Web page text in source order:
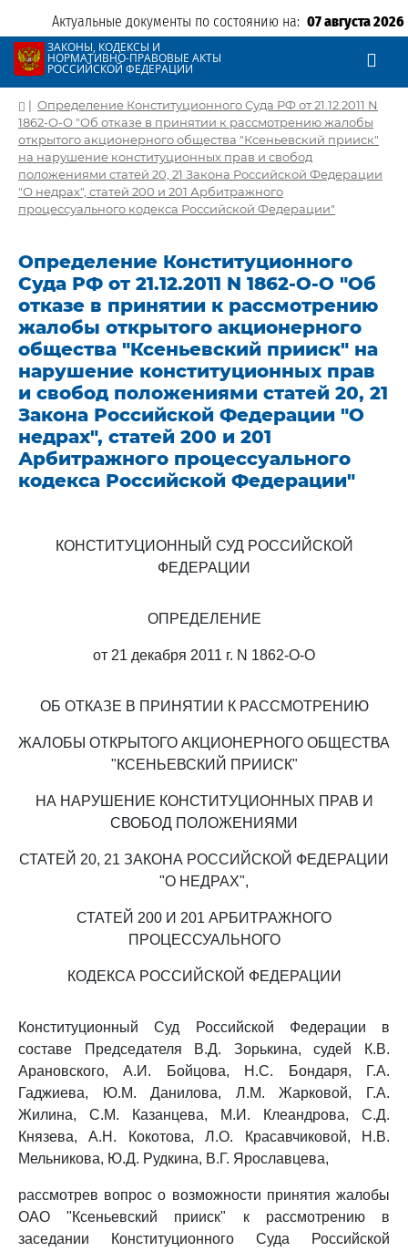
Актуальные документы по состоянию на: 07 августа 2026
ЗАКОНЫ, КОДЕКСЫ И
НОРМАТИВНО-ПРАВОВЫЕ АКТЫ
РОССИЙСКОЙ ФЕДЕРАЦИИ
| Определение Конституционного Суда РФ от 21.12.2011 N
1862-О-О "Об отказе в принятии к рассмотрению жалобы
открытого акционерного общества "Ксеньевский прииск"
на нарушение конституционных прав и свобод
положениями статей 20, 21 Закона Российской Федерации
"О недрах", статей 200 и 201 Арбитражного
процессуального кодекса Российской Федерации"
Определение Конституционного
Суда РФ от 21.12.2011 N 1862-О-О "Об
отказе в принятии к рассмотрению
жалобы открытого акционерного
общества "Ксеньевский прииск" на
нарушение конституционных прав
и свобод положениями статей 20, 21
Закона Российской Федерации "О
недрах", статей 200 и 201
Арбитражного процессуального
кодекса Российской Федерации"
КОНСТИТУЦИОННЫЙ СУД РОССИЙСКОЙ
ФЕДЕРАЦИИ
ОПРЕДЕЛЕНИЕ
от 21 декабря 2011 г. N 1862-О-О
ОБ ОТКАЗЕ В ПРИНЯТИИ К РАССМОТРЕНИЮ
ЖАЛОБЫ ОТКРЫТОГО АКЦИОНЕРНОГО ОБЩЕСТВА
"КСЕНЬЕВСКИЙ ПРИИСК"
НА НАРУШЕНИЕ КОНСТИТУЦИОННЫХ ПРАВ И
СВОБОД ПОЛОЖЕНИЯМИ
СТАТЕЙ 20, 21 ЗАКОНА РОССИЙСКОЙ ФЕДЕРАЦИИ
"О НЕДРАХ",
СТАТЕЙ 200 И 201 АРБИТРАЖНОГО
ПРОЦЕССУАЛЬНОГО
КОДЕКСА РОССИЙСКОЙ ФЕДЕРАЦИИ
Конституционный Суд Российской Федерации в
составе Председателя В.Д. Зорькина, судей К.В.
Арановского, А.И. Бойцова, Н.С. Бондаря, Г.А.
Гаджиева, Ю.М. Данилова, Л.М. Жарковой, Г.А.
Жилина, С.М. Казанцева, М.И. Клеандрова, С.Д.
Князева, А.Н. Кокотова, Л.О. Красавчиковой, Н.В.
Мельникова, Ю.Д. Рудкина, В.Г. Ярославцева,
рассмотрев вопрос о возможности принятия жалобы
ОАО "Ксеньевский прииск" к рассмотрению в
заседании Конституционного Суда Российской